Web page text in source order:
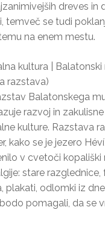
dreves in
temveč se tudi
na enem mestu.
kultura | Balatonski
razstava)
Balatonskega
razvoj in
kulture. Razstava
kako se je jezero
v cvetoči kopališki
stare razglednice,
plakati, odlomki iz
pomagali, da se